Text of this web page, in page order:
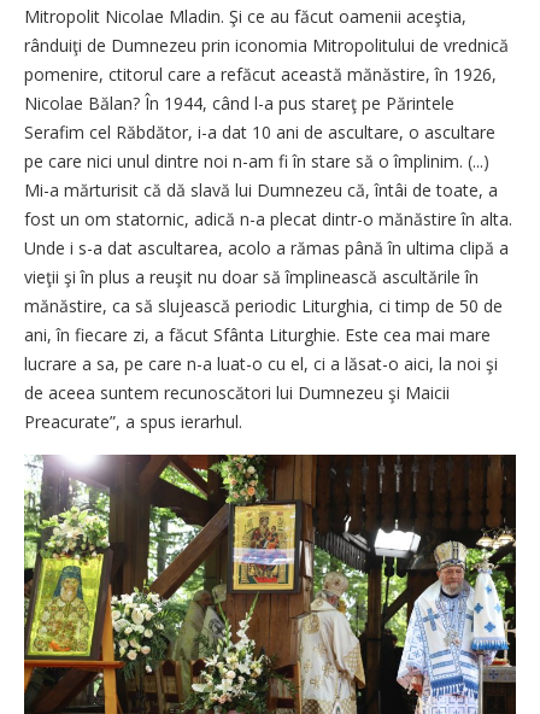
Mitropolit Nicolae Mladin. Şi ce au făcut oamenii aceştia,
rânduiţi de Dumnezeu prin iconomia Mitropolitului de vrednică
pomenire, ctitorul care a refăcut această mănăstire, în 1926,
Nicolae Bălan? În 1944, când l-a pus stareţ pe Părintele
Serafim cel Răbdător, i-a dat 10 ani de ascultare, o ascultare
pe care nici unul dintre noi n-am fi în stare să o împlinim. (...)
Mi-a mărturisit că dă slavă lui Dumnezeu că, întâi de toate, a
fost un om statornic, adică n-a plecat dintr-o mănăstire în alta.
Unde i s-a dat ascultarea, acolo a rămas până în ultima clipă a
vieţii şi în plus a reuşit nu doar să împlinească ascultările în
mănăstire, ca să slujească periodic Liturghia, ci timp de 50 de
ani, în fiecare zi, a făcut Sfânta Liturghie. Este cea mai mare
lucrare a sa, pe care n-a luat-o cu el, ci a lăsat-o aici, la noi şi
de aceea suntem recunoscători lui Dumnezeu şi Maicii
Preacurate”, a spus ierarhul.